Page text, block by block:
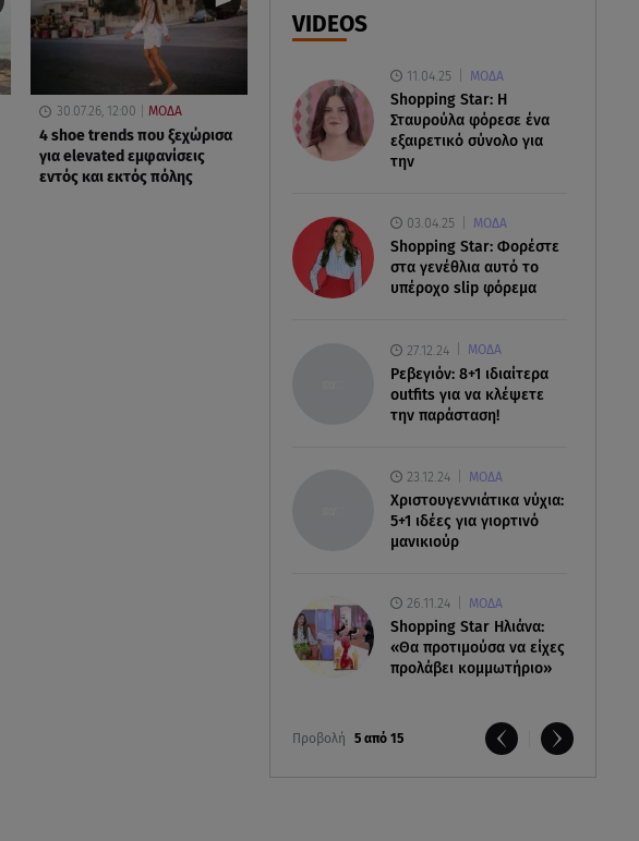
Παιδικοί σταθμοί: Πότε βγαίνουν
τα προσωρινά αποτελέσματα
VIDEOS
11.04.25 ΜΟΔΑ
Shopping Star: Η
Σταυρούλα φόρεσε ένα
εξαιρετικό σύνολο για
την
03.04.25 ΜΟΔΑ
Shopping Star: Φορέστε
στα γενέθλια αυτό το
υπέροχο slip φόρεμα
27.12.24 ΜΟΔΑ
Ρεβεγιόν: 8+1 ιδιαίτερα
outfits για να κλέψετε
την παράσταση!
23.12.24 ΜΟΔΑ
Χριστουγεννιάτικα νύχια:
5+1 ιδέες για γιορτινό
μανικιούρ
26.11.24 ΜΟΔΑ
Shopping Star Ηλιάνα:
«Θα προτιμούσα να είχες
προλάβει κομμωτήριο»
Προβολή 5 από 15
30.07.26, 12:00 ΜΟΔΑ
4 shoe trends που ξεχώρισα
για elevated εμφανίσεις
εντός και εκτός πόλης